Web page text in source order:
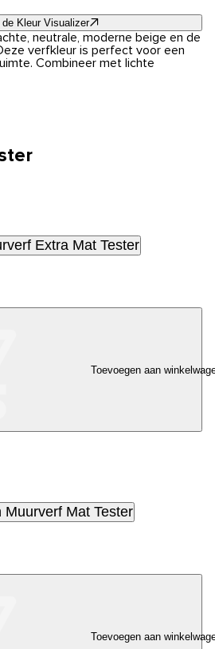
de Kleur Visualizer
neutrale, moderne beige en de
verfkleur is perfect voor een
Combineer met lichte
Extra Mat Tester
Toevoegen aan
Mat Tester
Toevoegen aan